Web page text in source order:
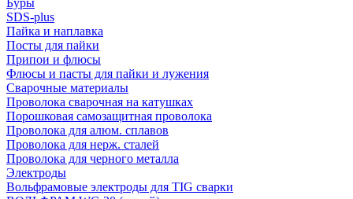
Буры
SDS-plus
Пайка и наплавка
Посты для пайки
Припои и флюсы
Флюсы и пасты для пайки и лужения
Сварочные материалы
Проволока сварочная на катушках
Порошковая самозащитная проволока
Проволока для алюм. сплавов
Проволока для нерж. сталей
Проволока для черного металла
Электроды
Вольфрамовые электроды для TIG сварки